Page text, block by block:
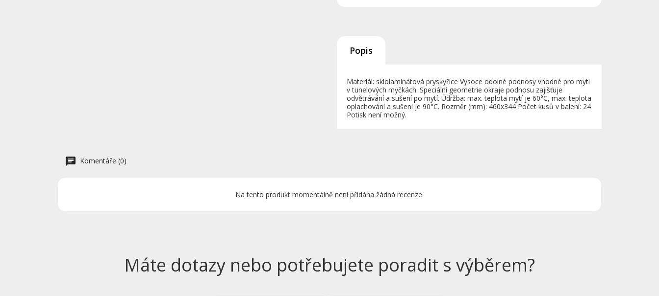
Popis
Materiál: sklolaminátová pryskyřice Vysoce odolné podnosy vhodné pro mytí
v tunelových myčkách. Speciální geometrie okraje podnosu zajišťuje
odvětrávání a sušení po mytí. Údržba: max. teplota mytí je 60°C, max. teplota
oplachování a sušení je 90°C. Rozměr (mm): 460x344 Počet kusů v balení: 24
Potisk není možný.
Komentáře (0)
Na tento produkt momentálně není přidána žádná recenze.
Máte dotazy nebo potřebujete poradit s výběrem?